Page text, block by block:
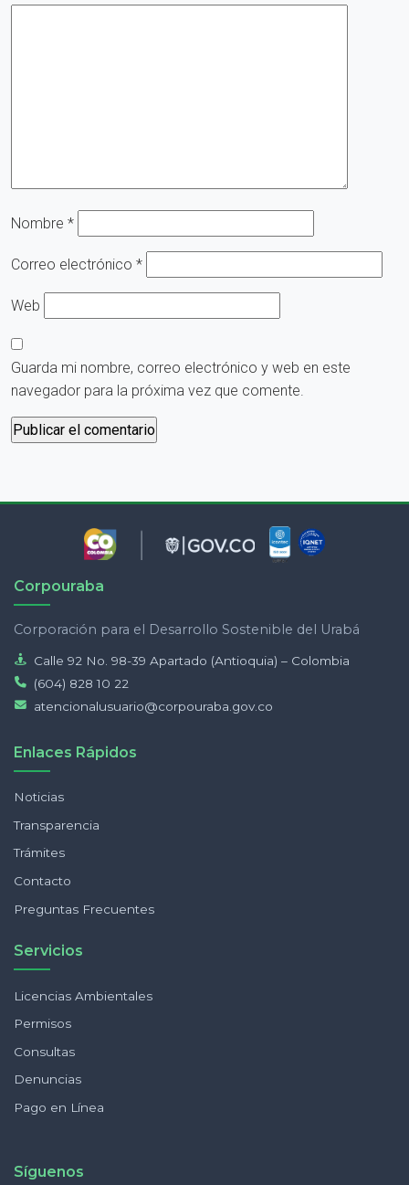
Nombre *
Correo electrónico *
Web
Guarda mi nombre, correo electrónico y web en este
navegador para la próxima vez que comente.
Corpouraba
Corporación para el Desarrollo Sostenible del Urabá
Calle 92 No. 98-39 Apartado (Antioquia) – Colombia
(604) 828 10 22
atencionalusuario@corpouraba.gov.co
Enlaces Rápidos
Noticias
Transparencia
Trámites
Contacto
Preguntas Frecuentes
Servicios
Licencias Ambientales
Permisos
Consultas
Denuncias
Pago en Línea
Síguenos